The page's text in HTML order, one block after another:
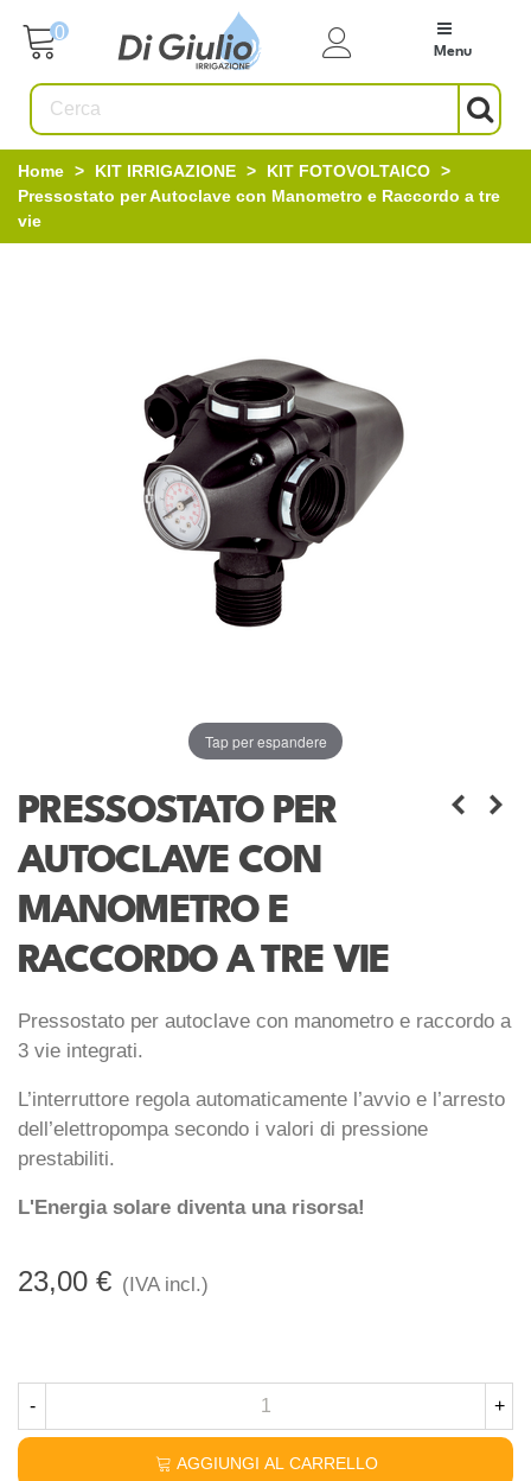
0
Menu
Home > KIT IRRIGAZIONE > KIT FOTOVOLTAICO >
Pressostato per Autoclave con Manometro e Raccordo a tre
vie
Tap per espandere
PRESSOSTATO PER
AUTOCLAVE CON
MANOMETRO E
RACCORDO A TRE VIE
Pressostato per autoclave con manometro e raccordo a
3 vie integrati.
L’interruttore regola automaticamente l’avvio e l’arresto
dell’elettropompa secondo i valori di pressione
prestabiliti.
L'Energia solare diventa una risorsa!
23,00 € (IVA incl.)
- +
AGGIUNGI AL CARRELLO